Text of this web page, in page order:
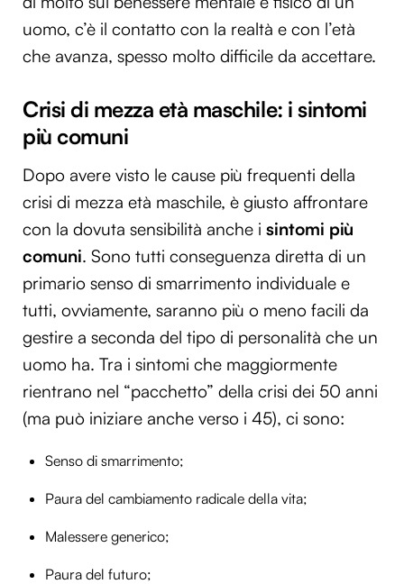
uomo, c’è il contatto con la realtà e con l’età
che avanza, spesso molto difficile da accettare.
Crisi di mezza età maschile: i sintomi
più comuni
Dopo avere visto le cause più frequenti della
crisi di mezza età maschile, è giusto affrontare
con la dovuta sensibilità anche i sintomi più
comuni. Sono tutti conseguenza diretta di un
primario senso di smarrimento individuale e
tutti, ovviamente, saranno più o meno facili da
gestire a seconda del tipo di personalità che un
uomo ha. Tra i sintomi che maggiormente
rientrano nel “pacchetto” della crisi dei 50 anni
(ma può iniziare anche verso i 45), ci sono:
Senso di smarrimento;
Paura del cambiamento radicale della vita;
Malessere generico;
Paura del futuro;